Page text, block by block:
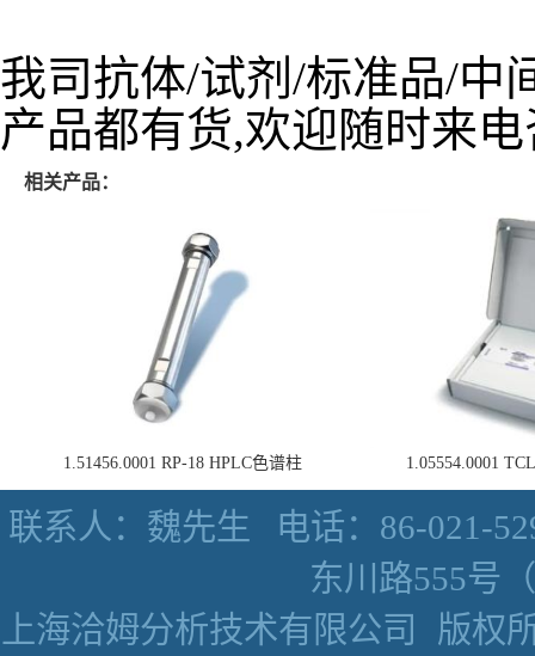
我司抗体/试剂/标准品/中
产品都有货,欢迎随时来
相关产品：
1.51456.0001 RP-18 HPLC色谱柱 1.05554.0001
联系人：魏先生
电话：86-021-
东川路555号
上海洽姆分析技术有限公司
版权